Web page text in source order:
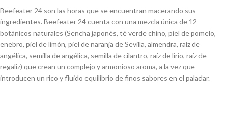
Beefeater 24 son las horas que se encuentran macerando sus
ingredientes. Beefeater 24 cuenta con una mezcla única de 12
botánicos naturales (Sencha japonés, té verde chino, piel de pomelo,
enebro, piel de limón, piel de naranja de Sevilla, almendra, raíz de
angélica, semilla de angélica, semilla de cilantro, raíz de lirio, raíz de
regaliz) que crean un complejo y armonioso aroma, a la vez que
introducen un rico y fluido equilibrio de finos sabores en el paladar.